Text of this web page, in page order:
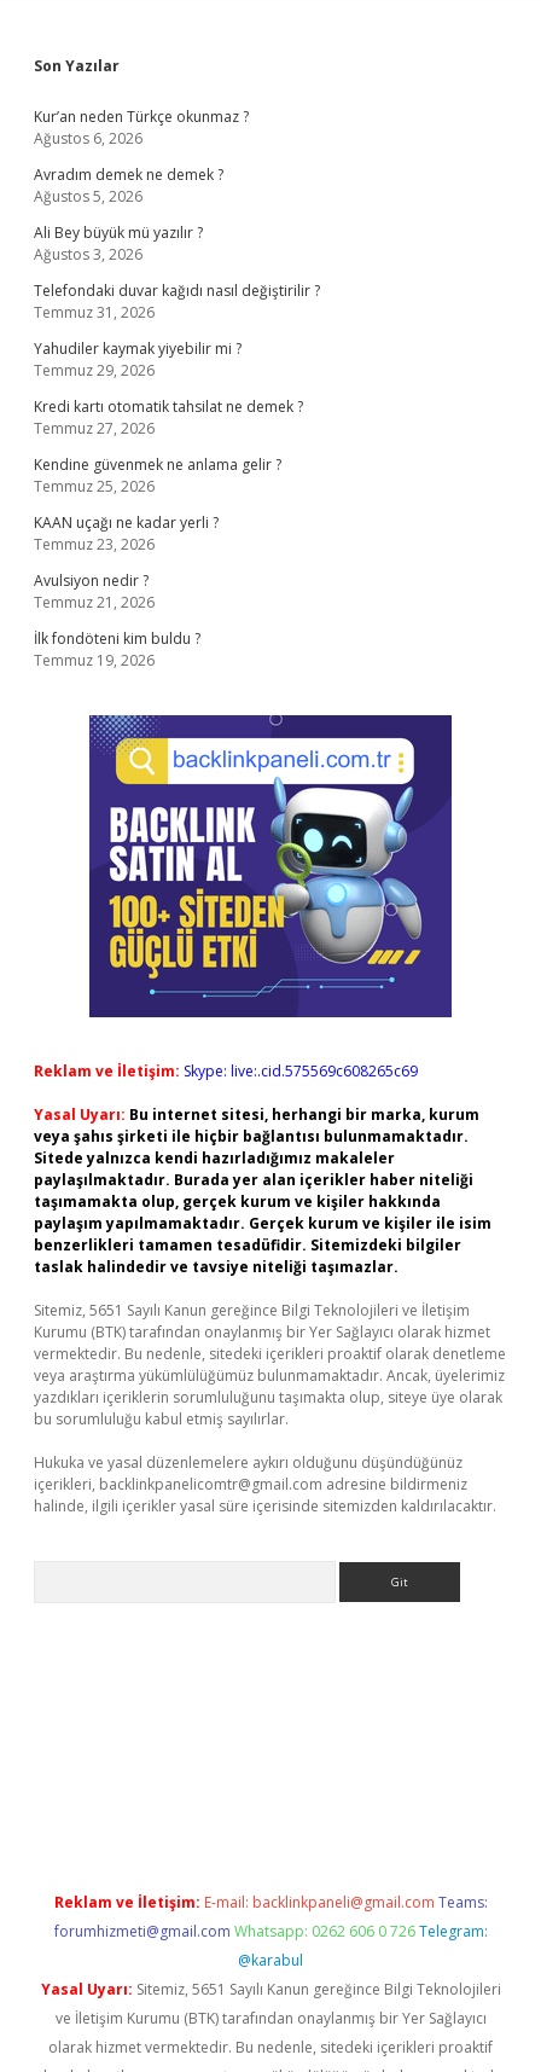
Sidebar
Son Yazılar
Kur’an neden Türkçe okunmaz ?
Ağustos 6, 2026
Avradım demek ne demek ?
Ağustos 5, 2026
Ali Bey büyük mü yazılır ?
Ağustos 3, 2026
Telefondaki duvar kağıdı nasıl değiştirilir ?
Temmuz 31, 2026
Yahudiler kaymak yiyebilir mi ?
Temmuz 29, 2026
Kredi kartı otomatik tahsilat ne demek ?
Temmuz 27, 2026
Kendine güvenmek ne anlama gelir ?
Temmuz 25, 2026
KAAN uçağı ne kadar yerli ?
Temmuz 23, 2026
Avulsiyon nedir ?
Temmuz 21, 2026
İlk fondöteni kim buldu ?
Temmuz 19, 2026
Reklam ve İletişim: Skype: live:.cid.575569c608265c69
Yasal Uyarı: Bu internet sitesi, herhangi bir marka, kurum
veya şahıs şirketi ile hiçbir bağlantısı bulunmamaktadır.
Sitede yalnızca kendi hazırladığımız makaleler
paylaşılmaktadır. Burada yer alan içerikler haber niteliği
taşımamakta olup, gerçek kurum ve kişiler hakkında
paylaşım yapılmamaktadır. Gerçek kurum ve kişiler ile isim
benzerlikleri tamamen tesadüfidir. Sitemizdeki bilgiler
taslak halindedir ve tavsiye niteliği taşımazlar.
Sitemiz, 5651 Sayılı Kanun gereğince Bilgi Teknolojileri ve İletişim
Kurumu (BTK) tarafından onaylanmış bir Yer Sağlayıcı olarak hizmet
vermektedir. Bu nedenle, sitedeki içerikleri proaktif olarak denetleme
veya araştırma yükümlülüğümüz bulunmamaktadır. Ancak, üyelerimiz
yazdıkları içeriklerin sorumluluğunu taşımakta olup, siteye üye olarak
bu sorumluluğu kabul etmiş sayılırlar.
Hukuka ve yasal düzenlemelere aykırı olduğunu düşündüğünüz
içerikleri, backlinkpanelicomtr@gmail.com adresine bildirmeniz
halinde, ilgili içerikler yasal süre içerisinde sitemizden kaldırılacaktır.
Reklam ve İletişim: E-mail: backlinkpaneli@gmail.com Teams:
forumhizmeti@gmail.com Whatsapp: 0262 606 0 726 Telegram:
@karabul
Yasal Uyarı: Sitemiz, 5651 Sayılı Kanun gereğince Bilgi Teknolojileri
ve İletişim Kurumu (BTK) tarafından onaylanmış bir Yer Sağlayıcı
olarak hizmet vermektedir. Bu nedenle, sitedeki içerikleri proaktif